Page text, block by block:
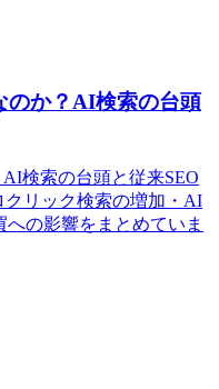
か？AI検索の台頭
検索の台頭と従来SEO
リック検索の増加・AI
の影響をまとめていま